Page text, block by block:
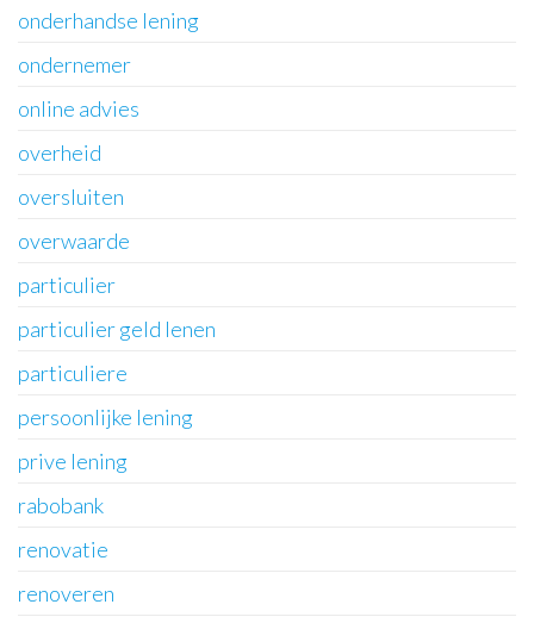
onderhandse lening
ondernemer
online advies
overheid
oversluiten
overwaarde
particulier
particulier geld lenen
particuliere
persoonlijke lening
prive lening
rabobank
renovatie
renoveren